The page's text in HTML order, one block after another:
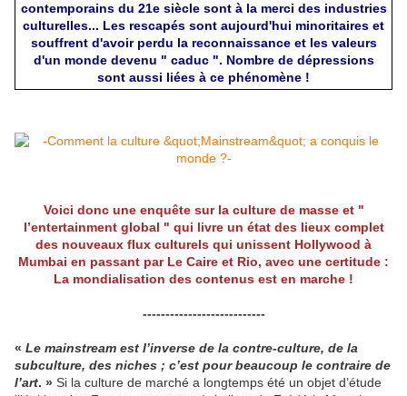
contemporains du 21e siècle sont à la merci des industries
culturelles... Les rescapés sont aujourd'hui minoritaires et
souffrent d'avoir perdu la reconnaissance et les valeurs
d'un monde devenu " caduc ". Nombre de dépressions
sont aussi liées à ce phénomène !
Voici donc une enquête sur la culture de masse et "
l’entertainment global " qui livre un état des lieux complet
des nouveaux flux culturels qui unissent Hollywood à
Mumbai en passant par Le Caire et Rio, avec une certitude :
La mondialisation des contenus est en marche !
---------------------------
« Le mainstream est l’inverse de la contre-culture, de la
subculture, des niches ; c’est pour beaucoup le contraire de
l’art. » Si la culture de marché a longtemps été un objet d’étude